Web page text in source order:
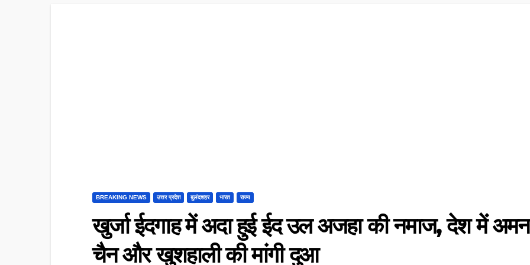
BREAKING NEWS उत्तर प्रदेश बुलंदशहर भारत राज्य
खुर्जा ईदगाह में अदा हुई ईद उल अजहा की नमाज, देश में
चैन और खुशहाली की मांगी दुआ